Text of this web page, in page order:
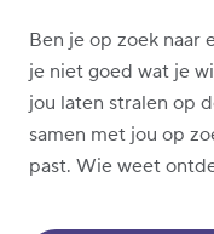
Glowi
Contact
Ben je op zoek naar
je niet goed wat je
jou laten stralen op
samen met jou op
past. Wie weet